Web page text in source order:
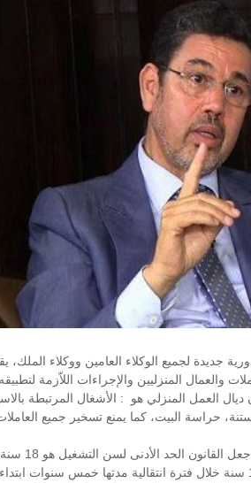
جديدة لجميع الوكلاء العامين ووكلاء الملك،
والعمال المنزليين والإجراءات اللاّزمة لتطبيقه.
ديال العمل المنزلي هو : الأشغال المرتبطة
حراسة البيت، كما يمنع تسخير جميع
وبخصوص سن
بتشغيل الفئات التي يترواح عمرها بين 16 و18 سنة خلال فترة انتقالية مدتها خمس